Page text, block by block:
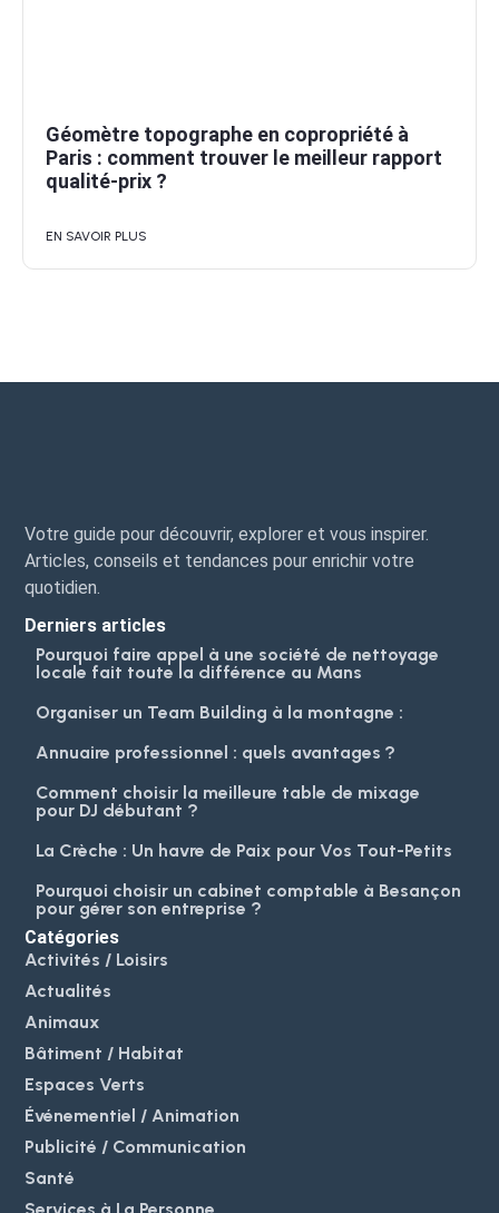
Géomètre topographe en copropriété à
Paris : comment trouver le meilleur rapport
qualité-prix ?
EN SAVOIR PLUS
Votre guide pour découvrir, explorer et vous inspirer.
Articles, conseils et tendances pour enrichir votre
quotidien.
Derniers articles
Pourquoi faire appel à une société de nettoyage
locale fait toute la différence au Mans
Organiser un Team Building à la montagne :
Annuaire professionnel : quels avantages ?
Comment choisir la meilleure table de mixage
pour DJ débutant ?
La Crèche : Un havre de Paix pour Vos Tout-Petits
Pourquoi choisir un cabinet comptable à Besançon
pour gérer son entreprise ?
Catégories
Activités / Loisirs
Actualités
Animaux
Bâtiment / Habitat
Espaces Verts
Événementiel / Animation
Publicité / Communication
Santé